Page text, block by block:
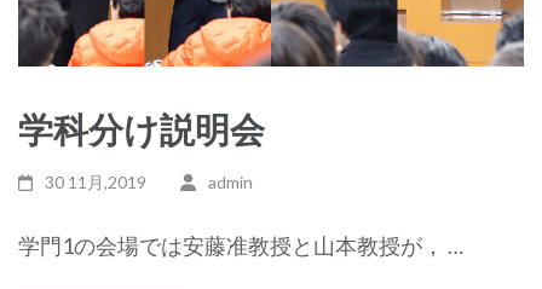
学科分け説明会
30 11月,2019 admin
学門1の会場では安藤准教授と山本教授が， …